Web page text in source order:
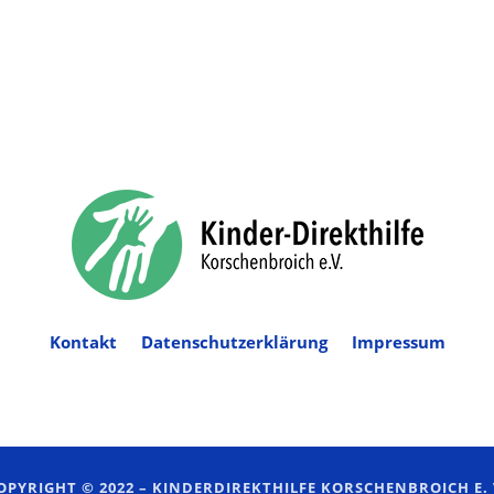
Kontakt Datenschutzerklärung Impressum
© 2022 – KINDERDIREKTHILFE KORSCHENBROICH E.